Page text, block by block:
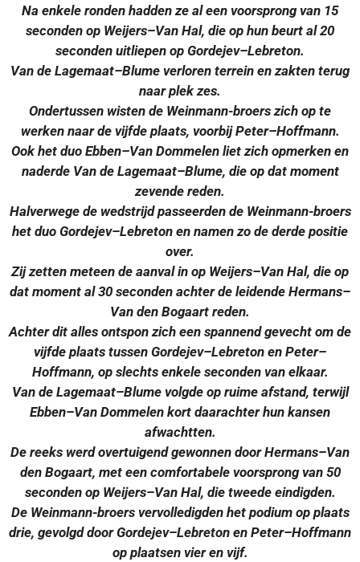
Na enkele ronden hadden ze al een voorsprong van 15
seconden op Weijers–Van Hal, die op hun beurt al 20
seconden uitliepen op Gordejev–Lebreton.
Van de Lagemaat–Blume verloren terrein en zakten terug
naar plek zes.
Ondertussen wisten de Weinmann-broers zich op te
werken naar de vijfde plaats, voorbij Peter–Hoffmann.
Ook het duo Ebben–Van Dommelen liet zich opmerken en
naderde Van de Lagemaat–Blume, die op dat moment
zevende reden.
Halverwege de wedstrijd passeerden de Weinmann-broers
het duo Gordejev–Lebreton en namen zo de derde positie
over.
Zij zetten meteen de aanval in op Weijers–Van Hal, die op
dat moment al 30 seconden achter de leidende Hermans–
Van den Bogaart reden.
Achter dit alles ontspon zich een spannend gevecht om de
vijfde plaats tussen Gordejev–Lebreton en Peter–
Hoffmann, op slechts enkele seconden van elkaar.
Van de Lagemaat–Blume volgde op ruime afstand, terwijl
Ebben–Van Dommelen kort daarachter hun kansen
afwachtten.
De reeks werd overtuigend gewonnen door Hermans–Van
den Bogaart, met een comfortabele voorsprong van 50
seconden op Weijers–Van Hal, die tweede eindigden.
De Weinmann-broers vervolledigden het podium op plaats
drie, gevolgd door Gordejev–Lebreton en Peter–Hoffmann
op plaatsen vier en vijf.